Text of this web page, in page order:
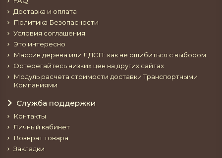
Доставка и оплата
Политика Безопасности
Условия соглашения
Это интересно
Массив дерева или ЛДСП: как не ошибиться с выбором
Остерегайтесь низких цен на других сайтах
Модуль расчета стоимости доставки Транспортными
Компаниями
Служба поддержки
Контакты
Личный кабинет
Возврат товара
Закладки